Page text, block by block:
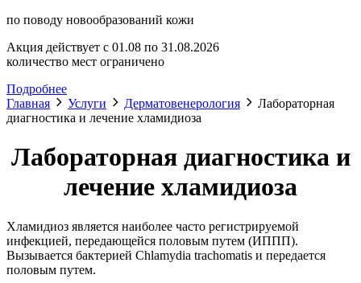
по поводу новообразований кожи
Акция действует с 01.08 по 31.08.2026
количество мест ограничено
Подробнее
Главная
Услуги Дерматовенерология
Лабораторная
диагностика и лечение хламидиоза
Лабораторная диагностика и
лечение хламидиоза
Хламидиоз является наиболее часто регистрируемой
инфекцией, передающейся половым путем (ИППП).
Вызывается бактерией Chlamydia trachomatis и передается
половым путем.